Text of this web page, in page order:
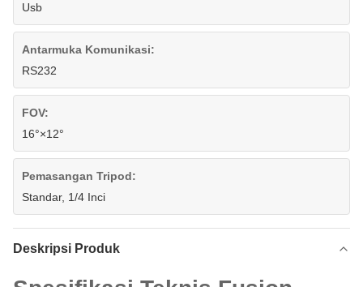
Usb
Antarmuka Komunikasi:
RS232
FOV:
16°×12°
Pemasangan Tripod:
Standar, 1/4 Inci
Deskripsi Produk